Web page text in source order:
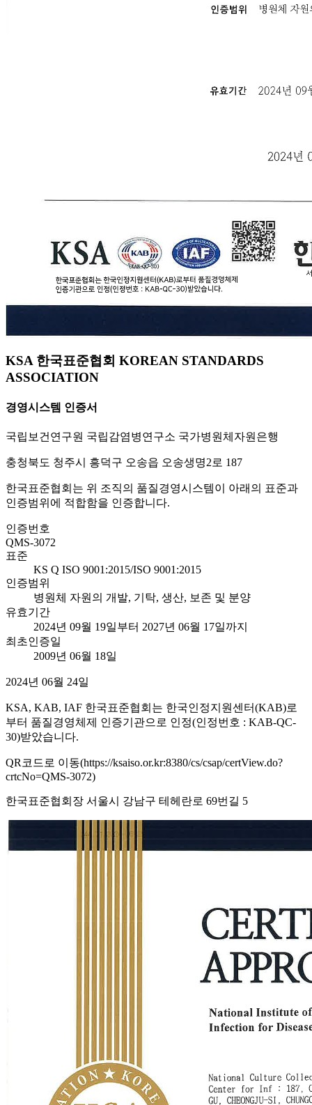
KSA 한국표준협회 KOREAN STANDARDS
ASSOCIATION
경영시스템 인증서
국립보건연구원 국립감염병연구소 국가병원체자원은행
충청북도 청주시 흥덕구 오송읍 오송생명2로 187
한국표준협회는 위 조직의 품질경영시스템이 아래의 표준과
인증범위에 적합함을 인증합니다.
인증번호
QMS-3072
표준
KS Q ISO 9001:2015/ISO 9001:2015
인증범위
병원체 자원의 개발, 기탁, 생산, 보존 및 분양
유효기간
2024년 09월 19일부터 2027년 06월 17일까지
최초인증일
2009년 06월 18일
2024년 06월 24일
KSA, KAB, IAF 한국표준협회는 한국인정지원센터(KAB)로
부터 품질경영체제 인증기관으로 인정(인정번호 : KAB-QC-
30)받았습니다.
QR코드로 이동(https://ksaiso.or.kr:8380/cs/csap/certView.do?
crtcNo=QMS-3072)
한국표준협회장 서울시 강남구 테헤란로 69번길 5